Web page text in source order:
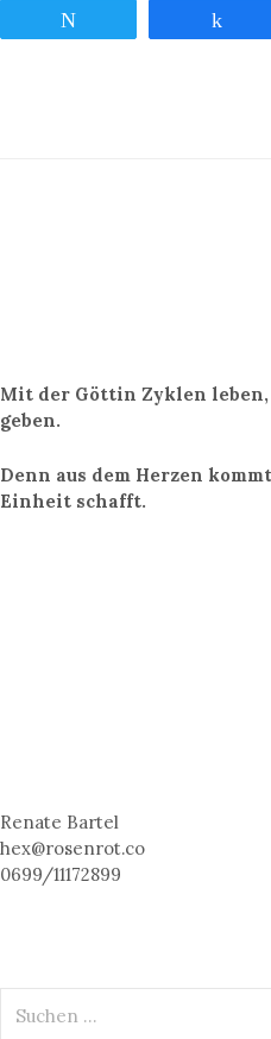
Mit der Göttin Zyklen leben,
geben.
Denn aus dem Herzen
Einheit schafft.
Renate Bartel
hex@rosenrot.co
0699/11172899